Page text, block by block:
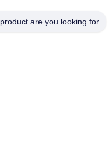
جولة في المعمل
are you looking for?